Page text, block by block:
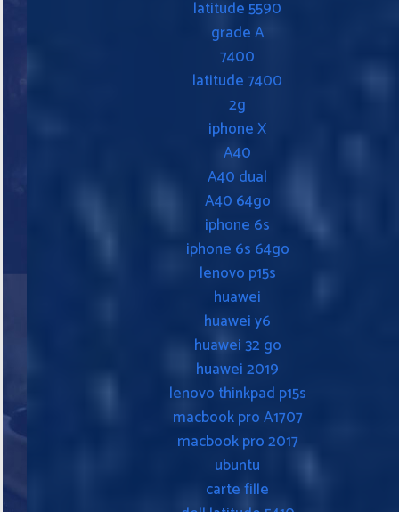
latitude 5590
grade A
7400
latitude 7400
2g
iphone X
A40
A40 dual
A40 64go
iphone 6s
iphone 6s 64go
lenovo p15s
huawei
huawei y6
huawei 32 go
huawei 2019
lenovo thinkpad p15s
macbook pro A1707
macbook pro 2017
ubuntu
carte fille